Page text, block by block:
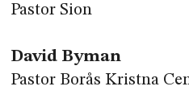
Pastor Sion
David Byman
Pastor Borås Kristna